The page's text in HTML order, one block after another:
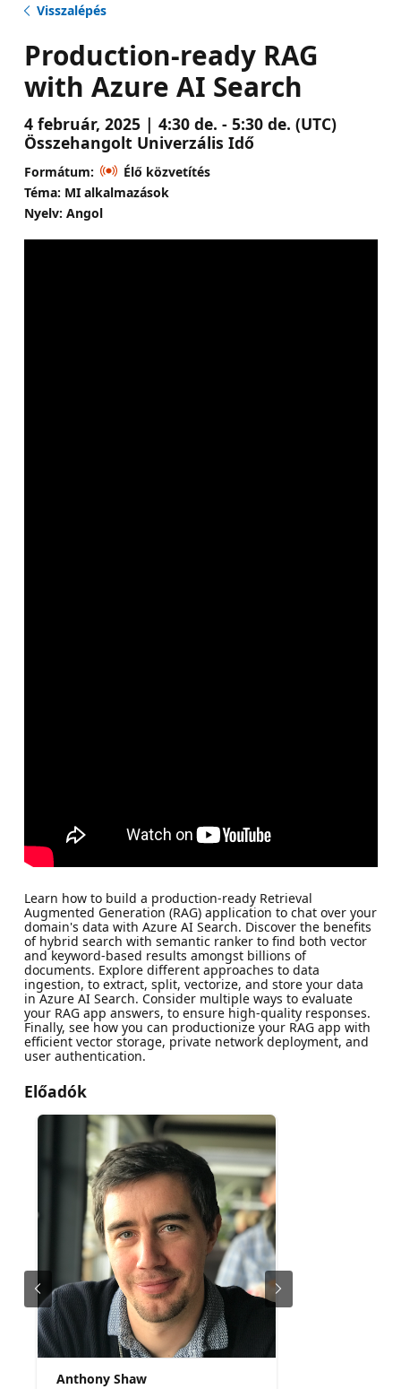
Visszalépés
Production-ready RAG
with Azure AI Search
4 február, 2025 | 4:30 de. - 5:30 de. (UTC)
Összehangolt Univerzális Idő
Formátum:
Élő közvetítés
Téma: MI alkalmazások
Nyelv: Angol
Learn how to build a production-ready Retrieval
Augmented Generation (RAG) application to chat over your
domain's data with Azure AI Search. Discover the benefits
of hybrid search with semantic ranker to find both vector
and keyword-based results amongst billions of
documents. Explore different approaches to data
ingestion, to extract, split, vectorize, and store your data
in Azure AI Search. Consider multiple ways to evaluate
your RAG app answers, to ensure high-quality responses.
Finally, see how you can productionize your RAG app with
efficient vector storage, private network deployment, and
user authentication.
Előadók
Anthony Shaw